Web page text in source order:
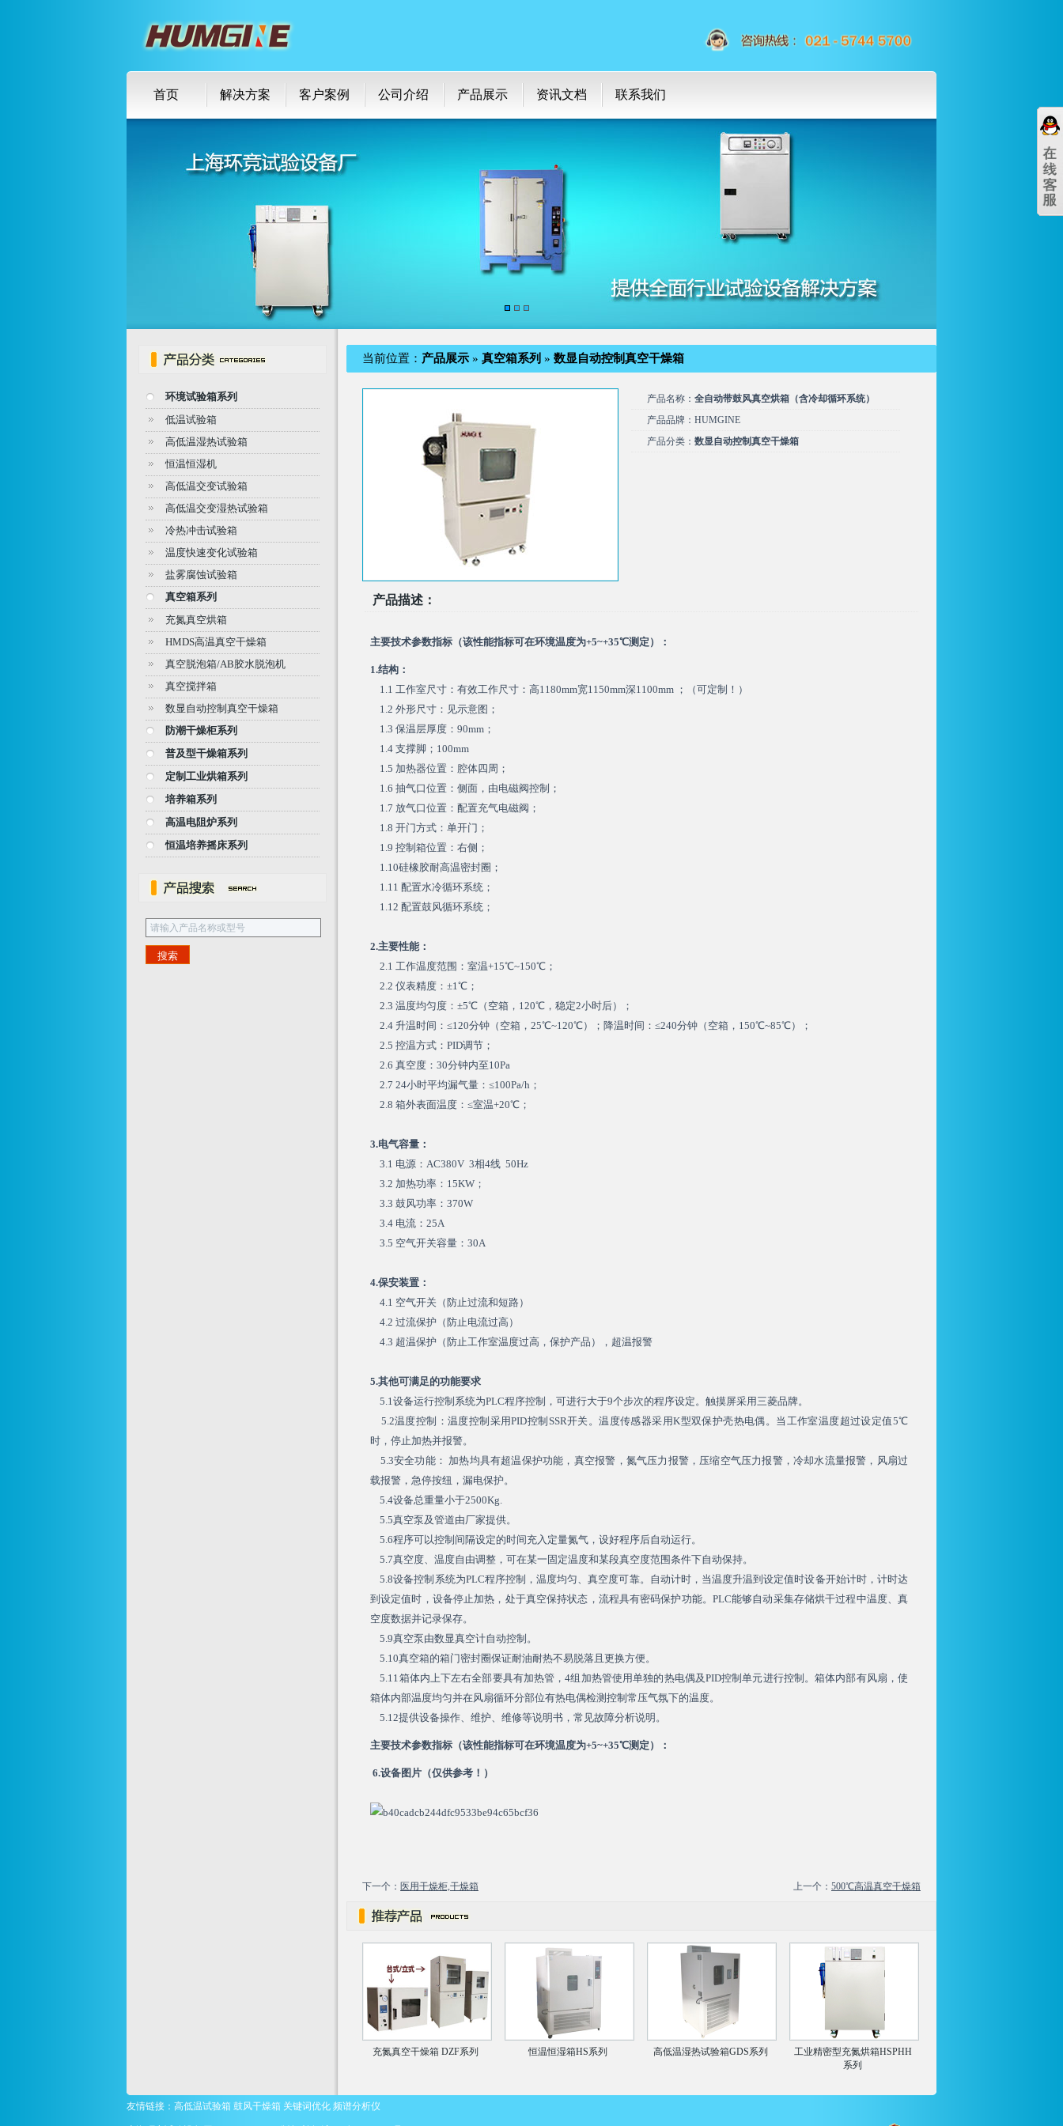
首页 解决方案 客户案例 公司介绍 产品展示 资讯文档 联系我们
环境试验箱系列
低温试验箱
高低温湿热试验箱
恒温恒湿机
高低温交变试验箱
高低温交变湿热试验箱
冷热冲击试验箱
温度快速变化试验箱
盐雾腐蚀试验箱
真空箱系列
充氮真空烘箱
HMDS高温真空干燥箱
真空脱泡箱/AB胶水脱泡机
真空搅拌箱
数显自动控制真空干燥箱
防潮干燥柜系列
普及型干燥箱系列
定制工业烘箱系列
培养箱系列
高温电阻炉系列
恒温培养摇床系列
当前位置： 产品展示 » 真空箱系列 » 数显自动控制真空干燥箱
产品名称： 全自动带鼓风真空烘箱（含冷却循环系统）
产品品牌：HUMGINE
产品分类： 数显自动控制真空干燥箱
产品描述：
主要技术参数指标（该性能指标可在环境温度为+5~+35℃测定）：
1.结构：
1.1 工作室尺寸：有效工作尺寸：高1180mm宽1150mm深1100mm ；（可定制！）
1.2 外形尺寸：见示意图；
1.3 保温层厚度：90mm；
1.4 支撑脚；100mm
1.5 加热器位置：腔体四周；
1.6 抽气口位置：侧面，由电磁阀控制；
1.7 放气口位置：配置充气电磁阀；
1.8 开门方式：单开门；
1.9 控制箱位置：右侧；
1.10硅橡胶耐高温密封圈；
1.11 配置水冷循环系统；
1.12 配置鼓风循环系统；
2.主要性能：
2.1 工作温度范围：室温+15℃~150℃；
2.2 仪表精度：±1℃；
2.3 温度均匀度：±5℃（空箱，120℃，稳定2小时后）；
2.4 升温时间：≤120分钟（空箱，25℃~120℃）；降温时间：≤240分钟（空箱，150℃~85℃）；
2.5 控温方式：PID调节；
2.6 真空度：30分钟内至10Pa
2.7 24小时平均漏气量：≤100Pa/h；
2.8 箱外表面温度：≤室温+20℃；
3.电气容量：
3.1 电源：AC380V 3相4线 50Hz
3.2 加热功率：15KW；
3.3 鼓风功率：370W
3.4 电流：25A
3.5 空气开关容量：30A
4.保安装置：
4.1 空气开关（防止过流和短路）
4.2 过流保护（防止电流过高）
4.3 超温保护（防止工作室温度过高，保护产品），超温报警
5.其他可满足的功能要求
5.1设备运行控制系统为PLC程序控制，可进行大于9个步次的程序设定。触摸屏采用三菱品牌。
5.2温度控制：温度控制采用PID控制SSR开关。温度传感器采用K型双保护壳热电偶。当工作室温度超过设定值5℃
时，停止加热并报警。
5.3安全功能： 加热均具有超温保护功能，真空报警，氮气压力报警，压缩空气压力报警，冷却水流量报警，风扇过
载报警，急停按纽，漏电保护。
5.4设备总重量小于2500Kg.
5.5真空泵及管道由厂家提供。
5.6程序可以控制间隔设定的时间充入定量氮气，设好程序后自动运行。
5.7真空度、温度自由调整，可在某一固定温度和某段真空度范围条件下自动保持。
5.8设备控制系统为PLC程序控制，温度均匀、真空度可靠。自动计时，当温度升温到设定值时设备开始计时，计时达
到设定值时，设备停止加热，处于真空保持状态，流程具有密码保护功能。PLC能够自动采集存储烘干过程中温度、真
空度数据并记录保存。
5.9真空泵由数显真空计自动控制。
5.10真空箱的箱门密封圈保证耐油耐热不易脱落且更换方便。
5.11箱体内上下左右全部要具有加热管，4组加热管使用单独的热电偶及PID控制单元进行控制。箱体内部有风扇，使
箱体内部温度均匀并在风扇循环分部位有热电偶检测控制常压气氛下的温度。
5.12提供设备操作、维护、维修等说明书，常见故障分析说明。
主要技术参数指标（该性能指标可在环境温度为+5~+35℃测定）：
6.设备图片（仅供参考！）
下一个： 医用干燥柜,干燥箱 上一个： 500℃高温真空干燥箱
充氮真空干燥箱 DZF系列 恒温恒湿箱HS系列 高低温湿热试验箱GDS系列
工业精密型充氮烘箱HSPHH
系列
友情链接： 高低温试验箱 鼓风干燥箱 关键词优化 频谱分析仪